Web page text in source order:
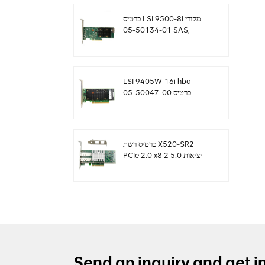
כרטיס LSI 9500-8i מקורי
05-50134-01 SAS,
LSI 9405W-16i hba
כרטיס 05-50047-00
כרטיס רשת X520-SR2
PCIe 2.0 x8 2 יציאות 5.0